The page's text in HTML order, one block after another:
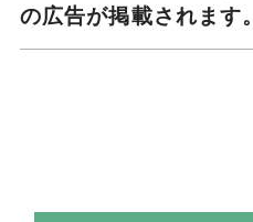
の広告が掲載されます。